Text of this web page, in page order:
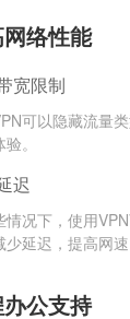
络性能
宽限制
可以隐藏流量
。
迟
情况下，使用
延迟，提高网速
公支持